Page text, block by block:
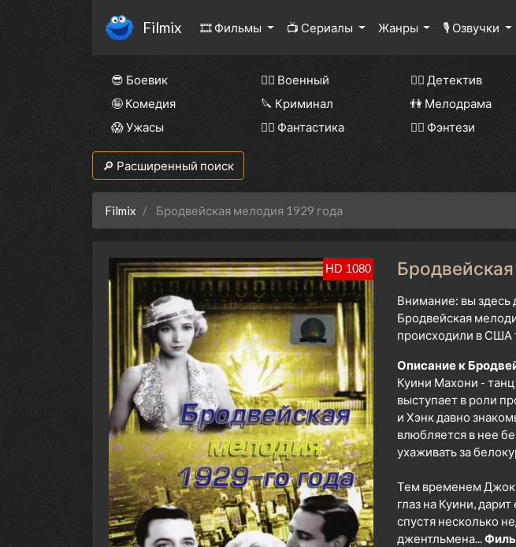
Filmix 🎞 Фильмы 📺 Сериалы Жанры 🎙 Озвучки
😎 Боевик 👨‍✈️ Военный 🕵️‍♂️ Детектив
🤪 Комедия
🔪 Криминал 👫 Мелодрама
😱 Ужасы
🧙‍♀️ Фантастика 🧝‍♂️ Фэнтези
🔎 Расширенный поиск
Filmix Бродвейская мелодия 1929 года
HD 1080 Бродвейская
Внимание: вы здесь
Бродвейская
происходили в США
Описание к
Куини Махони -
выступает в роли
и Хэнк давно
влюбляется в нее
ухаживать за
Тем временем Джок
глаз на Куини,
спустя несколько
джентльмена...